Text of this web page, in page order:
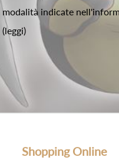
modalità indicate
(leggi)
Shopping Online